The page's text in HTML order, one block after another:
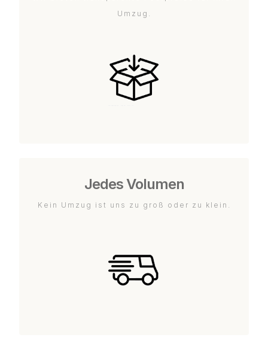
Umzug.
Jedes Volumen
Kein Umzug ist uns zu groß oder zu klein.